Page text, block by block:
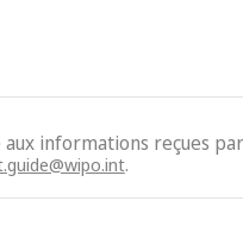
informations reçues
.